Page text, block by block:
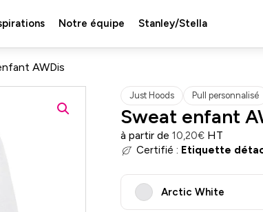
Notre équipe Stanley/Stella
AWDis
Just Hoods Pull personnalisé
Sweat enfant
à partir de 10,20€ HT
Certifié : Etiquette
Arctic White